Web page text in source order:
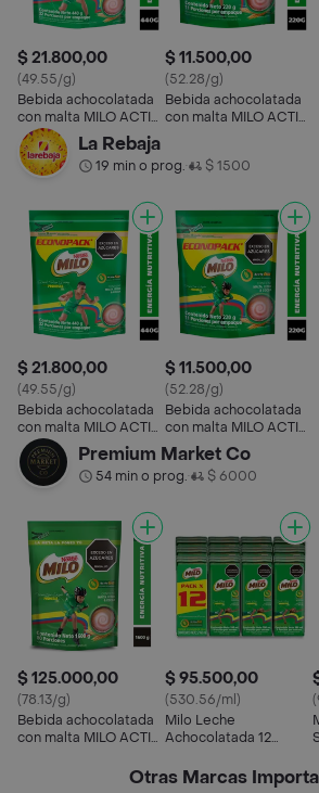
$ 21.800,00
(49.55/g)
Bebida achocolatada
con malta MILO ACTIV-
GO Econopack x 440g
$ 11.500,00
(52.28/g)
Bebida achocolatada
con malta MILO ACTIV-
La Rebaja
19 min o prog.• $ 1500
$ 21.800,00
(49.55/g)
Bebida achocolatada
con malta MILO ACTIV-
GO Econopack x 440g
$ 11.500,00
(52.28/g)
Bebida achocolatada
con malta MILO ACTIV-
GO x 220g
Premium Market Co
54 min o prog.• $ 6000
$ 125.000,00
(78.13/g)
Bebida achocolatada
con malta MILO ACTIV-
$ 95.500,00
(530.56/ml)
Milo Leche
Achocolatada 12
Otras Marcas